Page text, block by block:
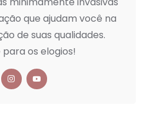
que ajudam você na
de suas qualidades.
os elogios!